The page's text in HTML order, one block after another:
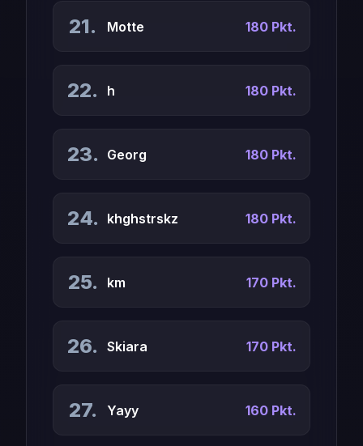
21. Motte 180 Pkt.
22. h 180 Pkt.
23. Georg 180 Pkt.
24. khghstrskz 180 Pkt.
25. km 170 Pkt.
26. Skiara 170 Pkt.
27. Yayy 160 Pkt.